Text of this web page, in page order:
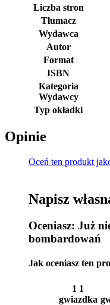
Liczba stron
Tłumacz
Wydawca
Autor
Format
ISBN
Kategoria
Wydawcy
Typ okładki
Opinie
Oceń ten produkt
Napisz
Oceniasz: Już
bombardowań
Jak oceniasz ten
1 1
gwiazdka